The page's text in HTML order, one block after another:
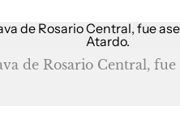
de Rosario Central,